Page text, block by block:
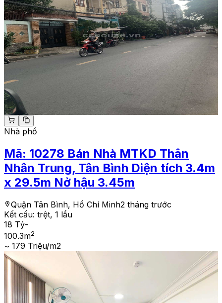
Nhà phố
Mã: 10278 Bán Nhà MTKD Thân
Nhân Trung, Tân Bình Diện tích 3.4m
x 29.5m Nở hậu 3.45m
Quận Tân Bình, Hồ Chí Minh2 tháng trước
Kết cấu: trệt, 1 lầu
18 Tỷ-
100.3m2
~ 179 Triệu/m2